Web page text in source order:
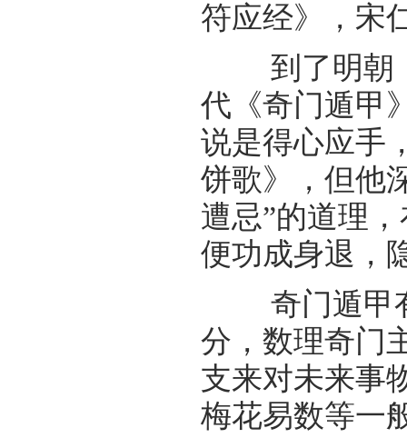
符应经》，宋
到了明朝，
代《奇门遁甲
说是得心应手
饼歌》，但他
遭忌”的道理
便功成身退，
奇门遁甲有
分，数理奇门
支来对未来事
梅花易数等一